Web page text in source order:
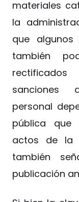
materiales
la
que
también
sanciones
personal
pública que
actos de la
también
publicación